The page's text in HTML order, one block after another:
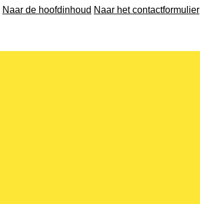
Naar de hoofdinhoud Naar het contactformulier